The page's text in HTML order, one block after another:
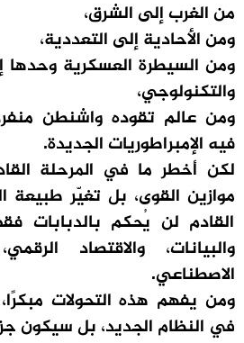
من الغرب إلى الشرق،
ومن الأحادية إلى التعددية،
ومن السيطرة العسكرية وحدها
والتكنولوجي،
ومن عالم تقوده واشنطن
فيه الإمبراطوريات الجديدة.
لكن أخطر ما في المرحلة
موازين القوى، بل تغيّر طبيعة
القادم لن يُحكم بالدبابات
والبيانات، والاقتصاد
الاصطناعي.
ومن يفهم هذه التحولات
في النظام الجديد، بل سيكون